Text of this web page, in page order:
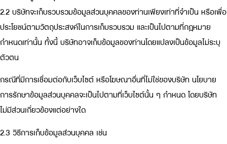
2.2 บริษัทจะเก็บรวบรวมข้อมูลส่วนบุคคลของท่านเพียงเท่าที่จำเป็น หรือเพื่อ
ประโยชน์ตามวัตถุประสงค์ในการเก็บรวบรวม และเป็นไปตามที่กฎหมาย
กำหนดเท่านั้น ทั้งนี้ บริษัทอาจเก็บข้อมูลของท่านโดยแปลงเป็นข้อมูลไม่ระบุ
ตัวตน
กรณีที่มีการเชื่อมต่อกับเว็บไซต์ หรือโฆษณาอื่นที่ไม่ใช่ของบริษัท นโยบาย
การรักษาข้อมูลส่วนบุคคลจะเป็นไปตามที่เว็บไซต์นั้น ๆ กำหนด โดยบริษัท
ไม่มีส่วนเกี่ยวข้องแต่อย่างใด
2.3 วิธีการเก็บข้อมูลส่วนบุคคล เช่น